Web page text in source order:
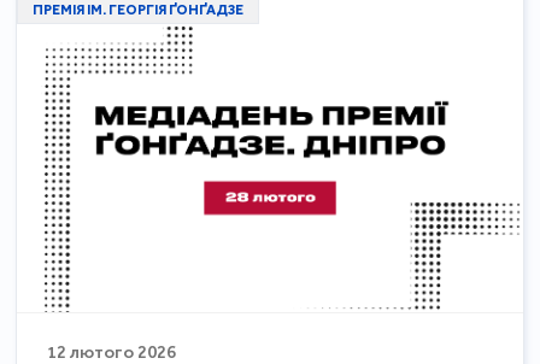
ПРЕМІЯ ІМ. ГЕОРГІЯ ҐОНҐАДЗЕ
12 лютого 2026